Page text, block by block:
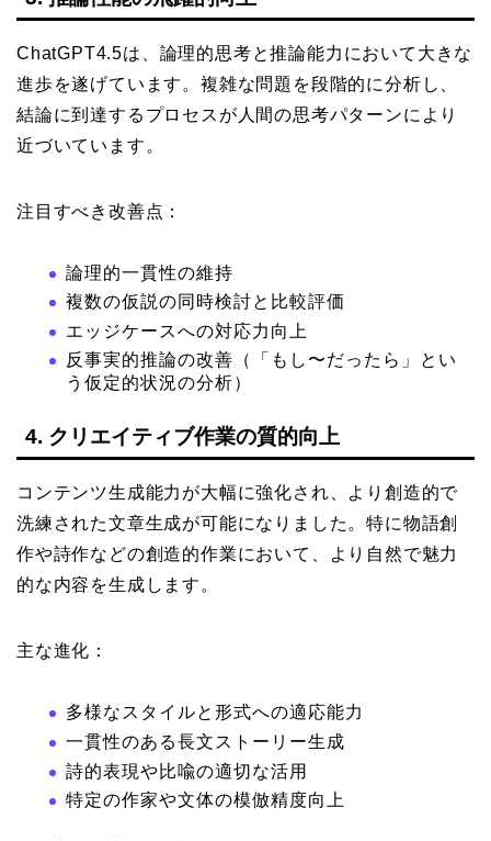
ChatGPT4.5は、論理的思考と推論能力において大きな
進歩を遂げています。複雑な問題を段階的に分析し、
結論に到達するプロセスが人間の思考パターンにより
近づいています。
注目すべき改善点：
論理的一貫性の維持
複数の仮説の同時検討と比較評価
エッジケースへの対応力向上
反事実的推論の改善（「もし〜だったら」とい
う仮定的状況の分析）
4. クリエイティブ作業の質的向上
コンテンツ生成能力が大幅に強化され、より創造的で
洗練された文章生成が可能になりました。特に物語創
作や詩作などの創造的作業において、より自然で魅力
的な内容を生成します。
主な進化：
多様なスタイルと形式への適応能力
一貫性のある長文ストーリー生成
詩的表現や比喩の適切な活用
特定の作家や文体の模倣精度向上